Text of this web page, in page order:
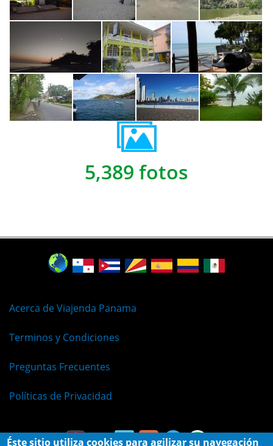
5,389 fotos
Acerca de Viajenda Panama
Terminos y Condiciones
Preguntas Frecuentes
Políticas de Privacidad
Éste sitio utiliza cookies para agilizar su navegación